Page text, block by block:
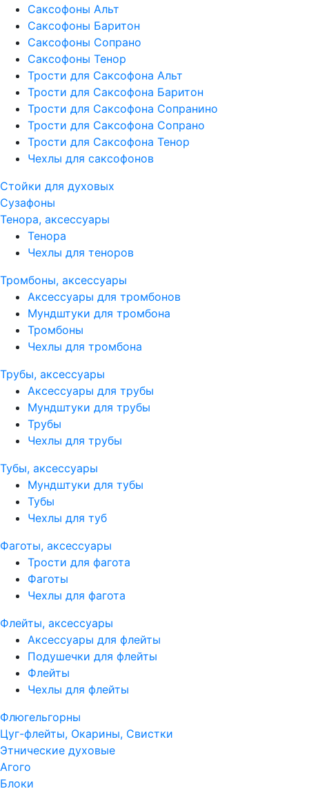
Саксофоны Альт
Саксофоны Баритон
Саксофоны Сопрано
Саксофоны Тенор
Трости для Саксофона Альт
Трости для Саксофона Баритон
Трости для Саксофона Сопранино
Трости для Саксофона Сопрано
Трости для Саксофона Тенор
Чехлы для саксофонов
Стойки для духовых
Сузафоны
Тенора, аксессуары
Тенора
Чехлы для теноров
Тромбоны, аксессуары
Аксессуары для тромбонов
Мундштуки для тромбона
Тромбоны
Чехлы для тромбона
Трубы, аксессуары
Аксессуары для трубы
Мундштуки для трубы
Трубы
Чехлы для трубы
Тубы, аксессуары
Мундштуки для тубы
Тубы
Чехлы для туб
Фаготы, аксессуары
Трости для фагота
Фаготы
Чехлы для фагота
Флейты, аксессуары
Аксессуары для флейты
Подушечки для флейты
Флейты
Чехлы для флейты
Флюгельгорны
Цуг-флейты, Окарины, Свистки
Этнические духовые
Агого
Блоки